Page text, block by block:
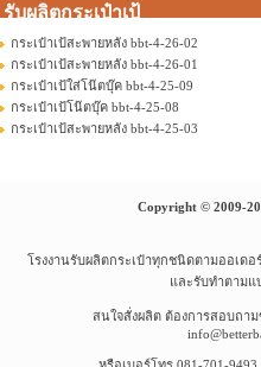
รับผลิตกระเป๋าเป้
กระเป๋าเป้สะพายหลัง bbt-4-26-02
กระเป๋าเป้สะพายหลัง bbt-4-26-01
กระเป๋าเป้ใส่โน๊ตบุ๊ค bbt-4-25-09
กระเป๋าเป้โน๊ตบุ๊ค bbt-4-25-08
กระเป๋าเป้สะพายหลัง bbt-4-25-03
Copyright © 2009-
โรงงานรับผลิตกระเป๋าทุกชนิดตามออเด
และรับทำตาม
สนใจสั่งผลิต ต้องการสอบถา